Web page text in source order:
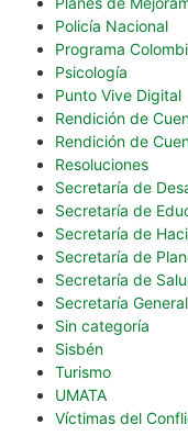
Policía Nacional
Programa
Psicología
Punto Vive Digital
Rendición de
Rendición de
Resoluciones
Secretaría de
Secretaría de
Secretaría de
Secretaría de
Secretaría de
Secretaría
Sin categoría
Sisbén
Turismo
UMATA
Víctimas del